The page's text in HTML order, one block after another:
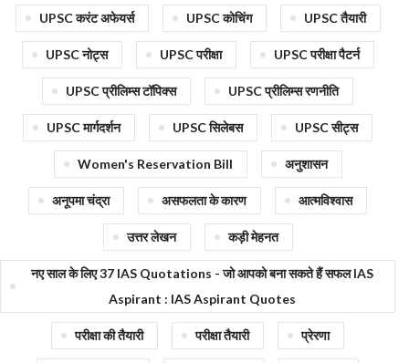
UPSC करंट अफेयर्स UPSC कोचिंग UPSC तैयारी
UPSC नोट्स UPSC परीक्षा UPSC परीक्षा पैटर्न
UPSC प्रीलिम्स टॉपिक्स UPSC प्रीलिम्स रणनीति
UPSC मार्गदर्शन UPSC सिलेबस UPSC सीट्स
Women's Reservation Bill अनुशासन
अनूपमा चंद्रा असफलता के कारण आत्मविश्वास
उत्तर लेखन कड़ी मेहनत
नए साल के लिए 37 IAS Quotations - जो आपको बना सकते हैं सफल IAS
Aspirant : IAS Aspirant Quotes
परीक्षा की तैयारी परीक्षा तैयारी प्रेरणा